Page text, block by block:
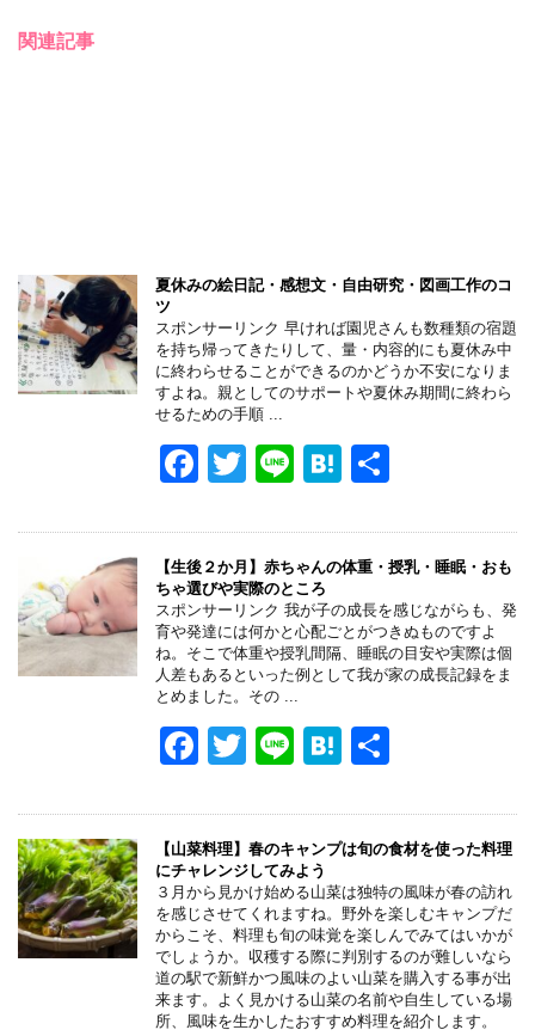
o
関連記事
夏休みの絵日記・感想文・自由研究・図画工作のコ
ツ
スポンサーリンク 早ければ園児さんも数種類の宿題
を持ち帰ってきたりして、量・内容的にも夏休み中
に終わらせることができるのかどうか不安になりま
すよね。親としてのサポートや夏休み期間に終わら
せるための手順 ...
F
c
e
b
o
o
k
T
tt
er
Li
e
H
e
n
a
【生後２か月】赤ちゃんの体重・授乳・睡眠・おも
ちゃ選びや実際のところ
スポンサーリンク 我が子の成長を感じながらも、発
育や発達には何かと心配ごとがつきぬものですよ
ね。そこで体重や授乳間隔、睡眠の目安や実際は個
人差もあるといった例として我が家の成長記録をま
とめました。その ...
F
c
e
b
o
o
k
T
tt
er
Li
e
H
e
n
a
【山菜料理】春のキャンプは旬の食材を使った料理
にチャレンジしてみよう
３月から見かけ始める山菜は独特の風味が春の訪れ
を感じさせてくれますね。野外を楽しむキャンプだ
からこそ、料理も旬の味覚を楽しんでみてはいかが
でしょうか。収穫する際に判別するのが難しいなら
道の駅で新鮮かつ風味のよい山菜を購入する事が出
来ます。よく見かける山菜の名前や自生している場
所、風味を生かしたおすすめ料理を紹介します。